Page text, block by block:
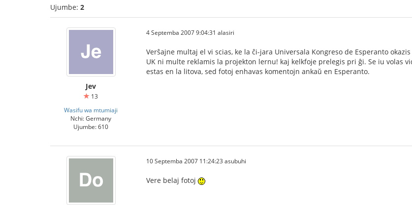
Ujumbe: 2
Jev
13
Wasifu wa mtumiaji
Nchi: Germany
Ujumbe: 610
4 Septemba 2007 9:04:31 alasiri
Verŝajne multaj el vi scias, ke la ĉi-jara Universala Kongreso de Esperanto
UK ni multe reklamis la projekton lernu! kaj kelkfoje prelegis pri ĝi. Se iu volas
estas en la litova, sed fotoj enhavas komentojn ankaŭ en Esperanto.
10 Septemba 2007 11:24:23 asubuhi
Vere belaj fotoj